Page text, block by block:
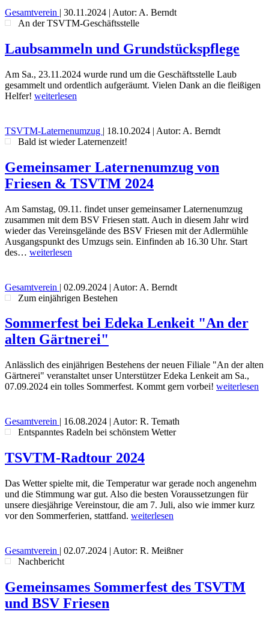
Gesamtverein | 30.11.2024 | Autor: A. Berndt
An der TSVTM-Geschäftsstelle
Laubsammeln und Grundstückspflege
Am Sa., 23.11.2024 wurde rund um die Geschäftsstelle Laub
gesammelt und ordentlich aufgeräumt. Vielen Dank an die fleißigen
Helfer! weiterlesen
TSVTM-Laternenumzug | 18.10.2024 | Autor: A. Berndt
Bald ist wieder Laternenzeit!
Gemeinsamer Laternenumzug von
Friesen & TSVTM 2024
Am Samstag, 09.11. findet unser gemeinsamer Laternenumzug
zusammen mit dem BSV Friesen statt. Auch in diesem Jahr wird
wieder das Vereinsgelände des BSV Friesen mit der Adlermühle
Ausgangspunkt des Umzugs sein. Einfinden ab 16.30 Uhr. Start
des… weiterlesen
Gesamtverein | 02.09.2024 | Autor: A. Berndt
Zum einjährigen Bestehen
Sommerfest bei Edeka Lenkeit "An der
alten Gärtnerei"
Anlässlich des einjährigen Bestehens der neuen Filiale "An der alten
Gärtnerei" veranstaltet unser Unterstützer Edeka Lenkeit am Sa.,
07.09.2024 ein tolles Sommerfest. Kommt gern vorbei! weiterlesen
Gesamtverein | 16.08.2024 | Autor: R. Temath
Entspanntes Radeln bei schönstem Wetter
TSVTM-Radtour 2024
Das Wetter spielte mit, die Temperatur war gerade noch angenehm
und die Stimmung war gut. Also die besten Voraussetzungen für
unsere diesjährige Vereinstour, die am 7. Juli, also wie immer kurz
vor den Sommerferien, stattfand. weiterlesen
Gesamtverein | 02.07.2024 | Autor: R. Meißner
Nachbericht
Gemeinsames Sommerfest des TSVTM
und BSV Friesen